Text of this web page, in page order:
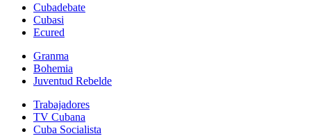
Cubadebate
Cubasi
Ecured
Granma
Bohemia
Juventud Rebelde
Trabajadores
TV Cubana
Cuba Socialista